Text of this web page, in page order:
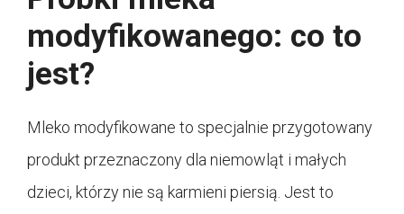
modyfikowanego: co to
jest?
Mleko modyfikowane to specjalnie przygotowany
produkt przeznaczony dla niemowląt i małych
dzieci, którzy nie są karmieni piersią. Jest to